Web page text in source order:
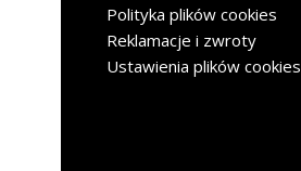
Polityka plików cookies
Reklamacje i zwroty
Ustawienia plików cookies